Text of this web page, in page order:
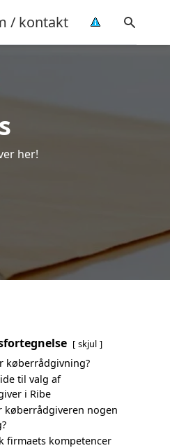
/ kontakt
her!
skjul
køberrådgivning?
til valg af
i Ribe
køberrådgiveren nogen
firmaets kompetencer